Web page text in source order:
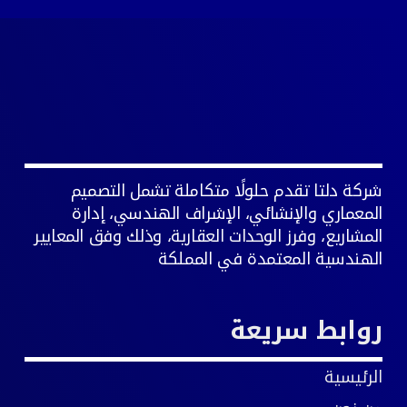
شركة دلتا تقدم حلولًا متكاملة تشمل التصميم
المعماري والإنشائي، الإشراف الهندسي، إدارة
المشاريع، وفرز الوحدات العقارية، وذلك وفق المعايير
الهندسية المعتمدة في المملكة
روابط سريعة
الرئيسية